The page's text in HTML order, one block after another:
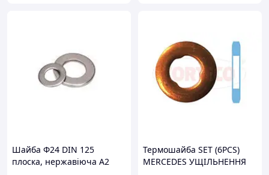
Шайба Ф24 DIN 125
плоска, нержавіюча А2
Термошайба SET (6PCS)
MERCEDES УЩІЛЬНЕННЯ